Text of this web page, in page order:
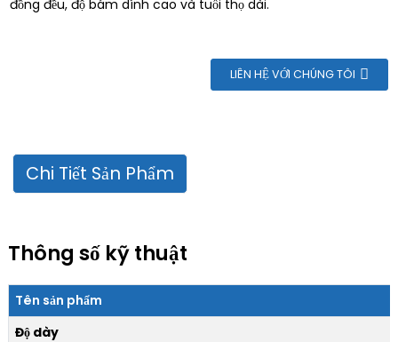
đồng đều, độ bám dính cao và tuổi thọ dài.
LIÊN HỆ VỚI CHÚNG TÔI
Chi Tiết Sản Phẩm
Thông số kỹ thuật
Tên sản phẩm
Độ dày